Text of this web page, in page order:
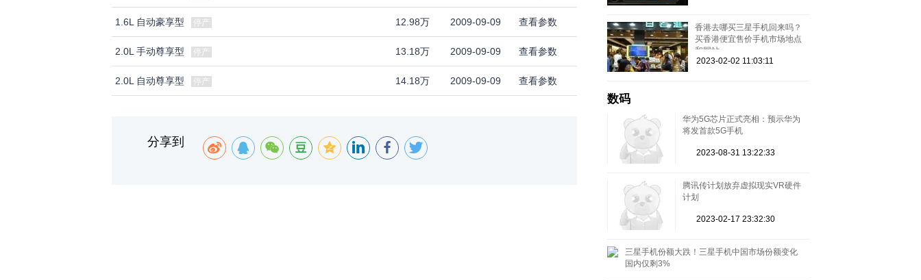
1.6L 自动豪享型 停产 12.98万 2009-09-09 查看参数
2.0L 手动尊享型 停产 13.18万 2009-09-09 查看参数
2.0L 自动尊享型 停产 14.18万 2009-09-09 查看参数
分享到
香港去哪买三星手机回来吗？
买香港便宜售价手机市场地点
和网站
2023-02-02 11:03:11
数码
华为5G芯片正式亮相：预示华为
将发首款5G手机
2023-08-31 13:22:33
腾讯传计划放弃虚拟现实VR硬件
计划
2023-02-17 23:32:30
三星手机份额大跌！三星手机中国市场份额变化
国内仅剩3%